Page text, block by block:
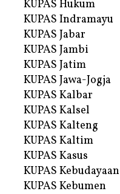
KUPAS Hukum
KUPAS Indramayu
KUPAS Jabar
KUPAS Jambi
KUPAS Jatim
KUPAS Jawa-Jogja
KUPAS Kalbar
KUPAS Kalsel
KUPAS Kalteng
KUPAS Kaltim
KUPAS Kasus
KUPAS Kebudayaan
KUPAS Kebumen